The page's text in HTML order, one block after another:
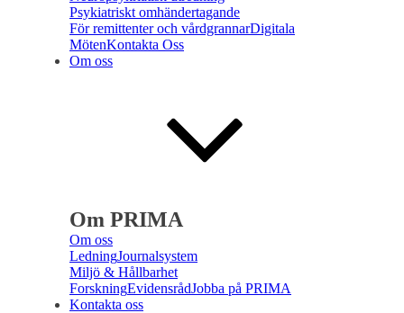
Psykiatriskt omhändertagande
För remittenter och vårdgrannarDigitala
MötenKontakta Oss
Om oss
Om PRIMA
Om oss
LedningJournalsystem
Miljö & Hållbarhet
ForskningEvidensrådJobba på PRIMA
Kontakta oss